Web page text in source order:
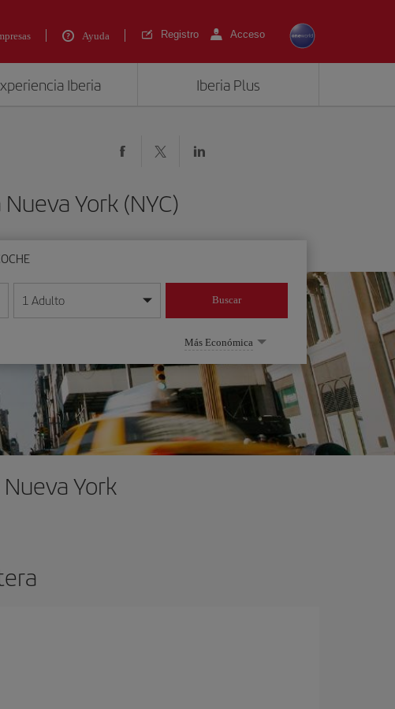
Ayuda Registro Acceso
Iberia Iberia Plus
York (NYC)
formato día/mes/año
1 Adulto Buscar
Más Económica
York